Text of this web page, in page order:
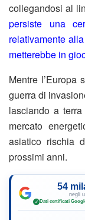
collegandosi al
persiste una
relativamente
metterebbe in
Mentre l’Europa
guerra di
lasciando a
mercato
asiatico rischia
prossimi anni.
54
negli
✓ Dati certificati